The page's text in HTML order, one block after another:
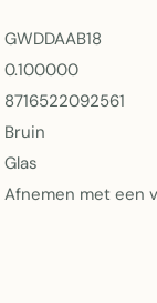
GWDDAAB18
0.100000
8716522092561
Bruin
Glas
Afnemen met een